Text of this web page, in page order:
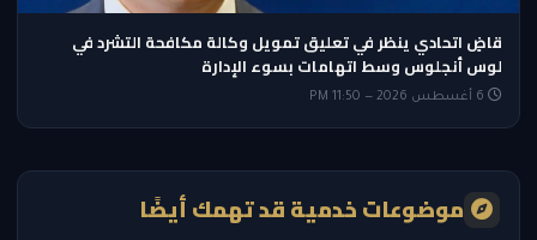
قاضٍ اتحادي ينظر في تعليق تمويل وكالة مكافحة التشرد في
لوس أنجلوس وسط اتهامات بسوء الإدارة
موضوعات خدمية قد تهمك أيضًا